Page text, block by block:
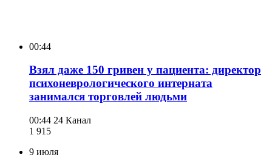
00:44
Взял даже 150 гривен у пациента: директор
психоневрологического интерната
занимался торговлей людьми
00:44 24 Канал
1 915
9 июля